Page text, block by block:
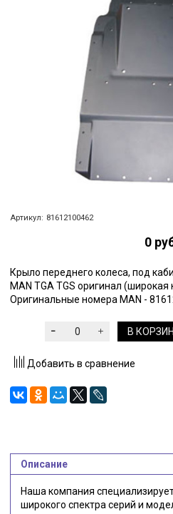
Артикул: 81612100462
0
Крыло переднего колеса, под
MAN TGA TGS оригинал (широкая
Оригинальные номера MAN -
В
Добавить в сравнение
Описание
Наша компания
широкого спектра серий и